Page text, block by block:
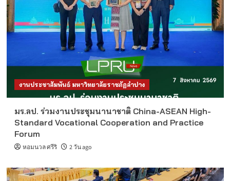
งานประชาสัมพันธ์ มหาวิทยาลัยราชภัฏลำปาง
มร.ลป. ร่วมงานประชุมนานาชาติ China-ASEAN High-
Standard Vocational Cooperation and Practice
Forum
หอมนวล ศรีริ 2 วัน ago